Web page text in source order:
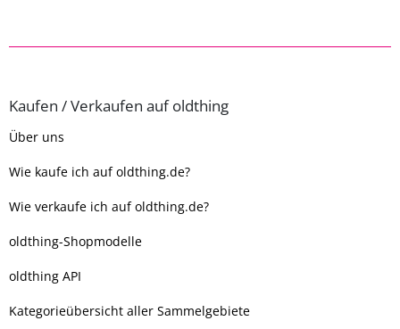
Kaufen / Verkaufen auf oldthing
Über uns
Wie kaufe ich auf oldthing.de?
Wie verkaufe ich auf oldthing.de?
oldthing-Shopmodelle
oldthing API
Kategorieübersicht aller Sammelgebiete